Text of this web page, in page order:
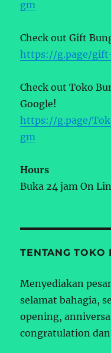
gm
Check out Gift
https://g.page/
Check out Toko
Google!
https://g.page/
gm
Hours
Buka 24 jam On
TENTANG TOKO
Menyediakan
selamat bahagia,
opening,
congratulation